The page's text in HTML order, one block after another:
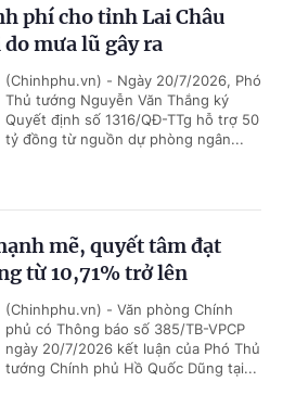
phí cho tỉnh Lai Châu
mưa lũ gây ra
(Chinhphu.vn) - Ngày 20/7/2026, Phó
Thủ tướng Nguyễn Văn Thắng ký
Quyết định số 1316/QĐ-TTg hỗ trợ 50
tỷ đồng từ nguồn dự phòng ngân...
mẽ, quyết tâm đạt
từ 10,71% trở lên
(Chinhphu.vn) - Văn phòng Chính
phủ có Thông báo số 385/TB-VPCP
ngày 20/7/2026 kết luận của Phó Thủ
tướng Chính phủ Hồ Quốc Dũng tại...